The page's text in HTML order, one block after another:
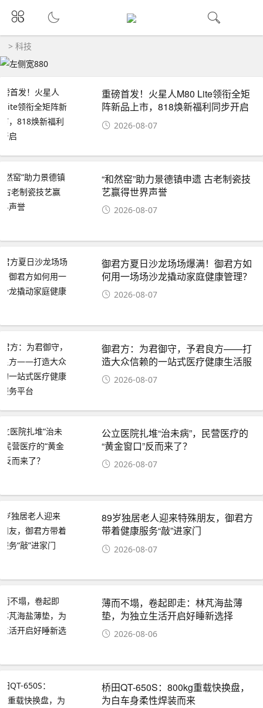
> 科技
重磅首发！火星人M80 Lite领衔全矩
阵新品上市，818焕新福利同步开启
2026-08-07
“和然窑”助力景德镇申遗 古老制瓷技
艺赢得世界声誉
2026-08-07
御君方夏日沙龙场场爆满！御君方如
何用一场场沙龙撬动家庭健康管理？
2026-08-07
御君方：为君御守，予君良方——打
造大众信赖的一站式医疗健康生活服
务平台
2026-08-07
公立医院扎堆“治未病”，民营医疗的
“黄金窗口”反而来了？
2026-08-07
89岁独居老人迎来特殊朋友，御君方
带着健康服务“敲”进家门
2026-08-07
薄而不塌，卷起即走：林芃海盐薄
垫，为独立生活开启好睡新选择
2026-08-06
桥田QT-650S：800kg重载快换盘，
为白车身柔性焊装而来